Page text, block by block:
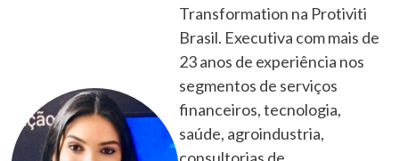
Transformation na Protiviti
Brasil. Executiva com mais de
23 anos de experiência nos
segmentos de serviços
financeiros, tecnologia,
saúde, agroindustria,